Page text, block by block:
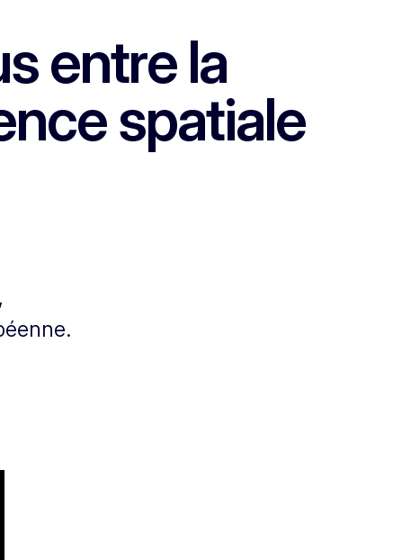
entre la
spatiale